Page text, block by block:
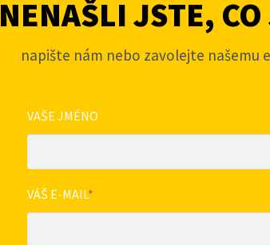
NENAŠLI JSTE,
napište nám nebo zavolejte našemu
VAŠE JMÉNO
VÁŠ E-MAIL*